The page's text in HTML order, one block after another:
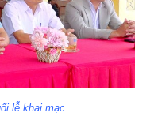
lễ khai mạc